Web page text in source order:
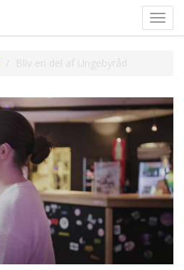
Bliv en del af Ungebyråd